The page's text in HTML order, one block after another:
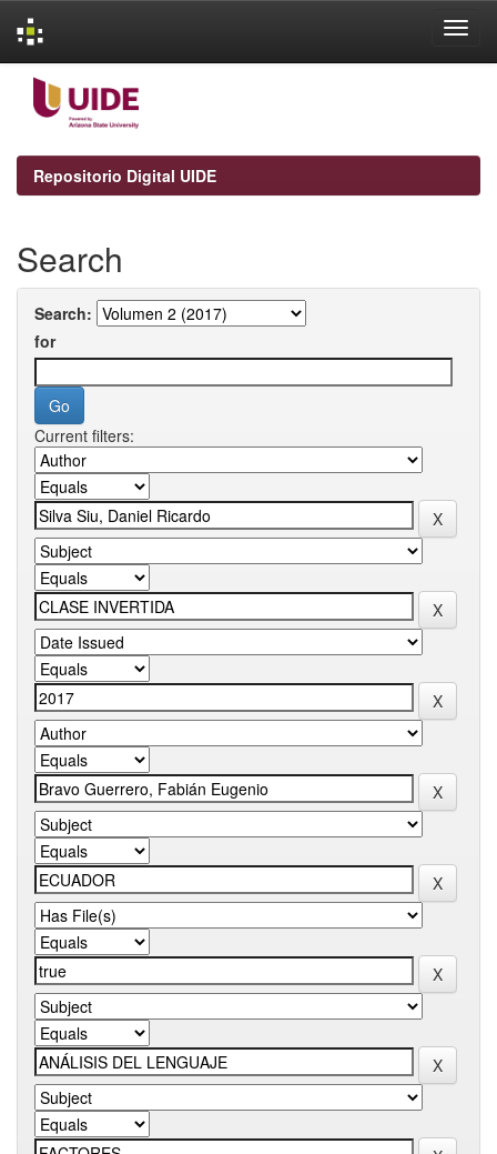
navigation
Repositorio Digital UIDE
Search
Search:
for
Current filters: